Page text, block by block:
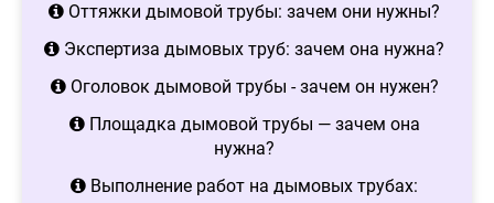
Оттяжки дымовой трубы: зачем они нужны?
Экспертиза дымовых труб: зачем она нужна?
Оголовок дымовой трубы - зачем он нужен?
Площадка дымовой трубы — зачем она
нужна?
Выполнение работ на дымовых трубах: